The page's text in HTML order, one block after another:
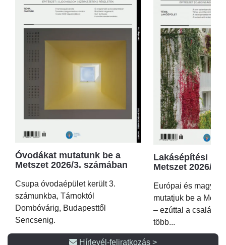
Óvodákat mutatunk be a
Metszet 2026/3. számában
Csupa óvodaépület került 3.
számunkba, Tárnoktól
Dombóvárig, Budapesttől
Sencsenig.
Lakásépítési
Metszet 2026/2.
Európai és magyar
mutatjuk be a
– ezúttal a családi
több...
Hírlevél-feliratkozás >